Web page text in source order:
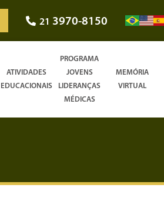
21 3970-8150
ATIVIDADES
EDUCACIONAIS
PROGRAMA
JOVENS
LIDERANÇAS
MÉDICAS
MEMÓRIA
VIRTUAL